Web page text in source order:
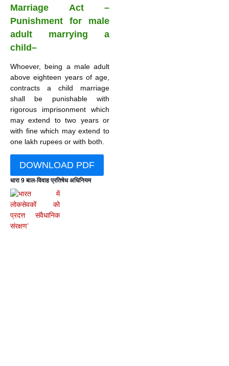
Marriage Act –
Punishment for male
adult marrying a
child–
Whoever, being a male adult
above eighteen years of age,
contracts a child marriage
shall be punishable with
rigorous imprisonment which
may extend to two years or
with fine which may extend to
one lakh rupees or with both.
DOWNLOAD PDF
धारा 9 बाल-विवाह प्रतिषेध अधिनियम